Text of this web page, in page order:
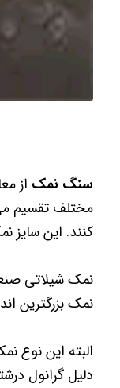
سنگ نمک از
مختلف تقسیم
کنند. این سایز
نمک بزرگترین
دلیل گرانول